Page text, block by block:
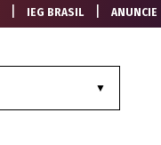
IEG BRASIL|ANUNCIE